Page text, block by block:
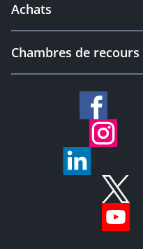
Achats
Chambres de recours